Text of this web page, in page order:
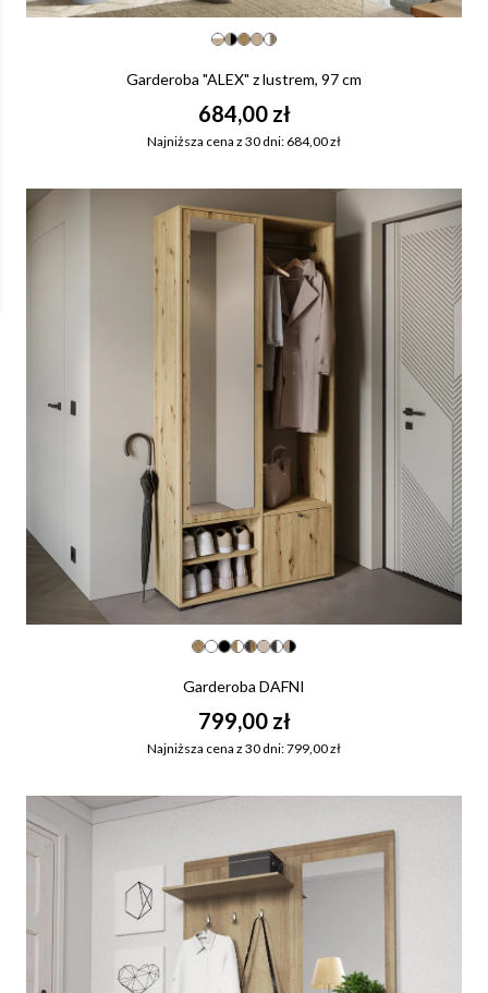
Garderoba "ALEX" z lustrem, 97 cm
684,00 zł
Najniższa cena z 30 dni: 684,00 zł
Garderoba DAFNI
799,00 zł
Najniższa cena z 30 dni: 799,00 zł